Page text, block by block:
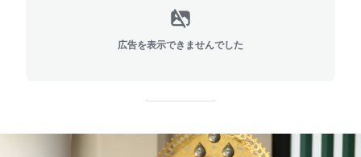
広告を表示できませんでした